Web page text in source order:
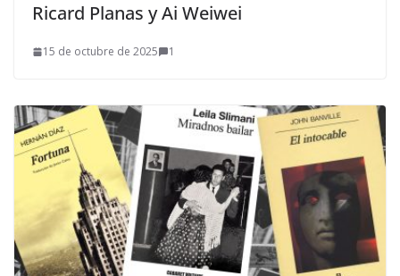
Ricard Planas y Ai Weiwei
15 de octubre de 2025 1